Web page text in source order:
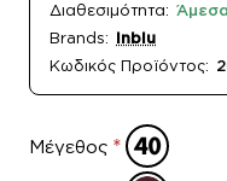
Διαθεσιμότητα:
Brands: Inblu
Κωδικός Προϊόντος:
Μέγεθος